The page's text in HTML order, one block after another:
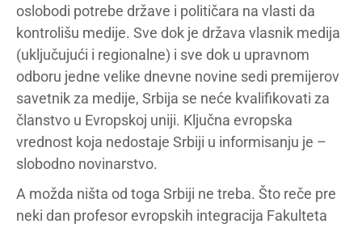
oslobodi potrebe države i političara na vlasti da
kontrolišu medije. Sve dok je država vlasnik medija
(uključujući i regionalne) i sve dok u upravnom
odboru jedne velike dnevne novine sedi premijerov
savetnik za medije, Srbija se neće kvalifikovati za
članstvo u Evropskoj uniji. Ključna evropska
vrednost koja nedostaje Srbiji u informisanju je –
slobodno novinarstvo.
A možda ništa od toga Srbiji ne treba. Što reče pre
neki dan profesor evropskih integracija Fakulteta